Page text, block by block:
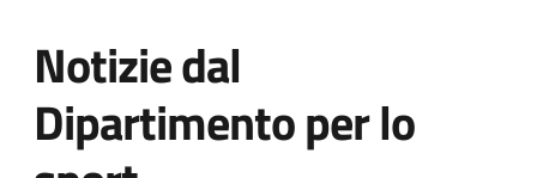
Notizie dal
Dipartimento per lo